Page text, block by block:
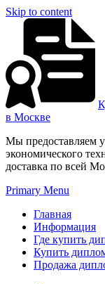
Skip to content
в Москве
Мы предоставляем
экономического
доставка по всей
Primary Menu
Главная
Информация
Где купить
Купить
Продажа